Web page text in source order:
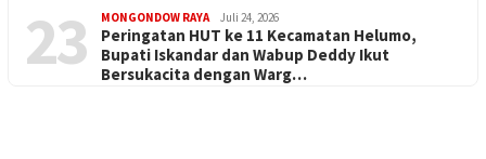
23 MONGONDOW RAYA Juli 24, 2026
Peringatan HUT ke 11 Kecamatan Helumo,
Bupati Iskandar dan Wabup Deddy Ikut
Bersukacita dengan Warg…